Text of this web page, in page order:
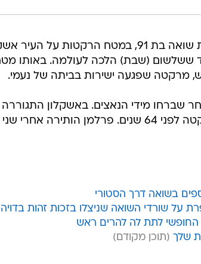
במאי שנה שעברה נפצעה קשה נעמי פרלמן, ניצולת שואה בת 91, במטח הרקטות על
ששלשום (שבת) הלכה לעולמה. באותו
מרקטה שפגעה ישירות בביתה של נעמי.
שברחו מידי הנאצים. באשקלון התגוררה
עם בעלה יעקב, והם רכשו את הבית שבו פגעה הרקטה לפני 64 שנים. פרלמן הותירה אחרי שני
בשואה דרך הסטורי
שורדי השואה שניצלו בזכות זהות בדויה
שלך